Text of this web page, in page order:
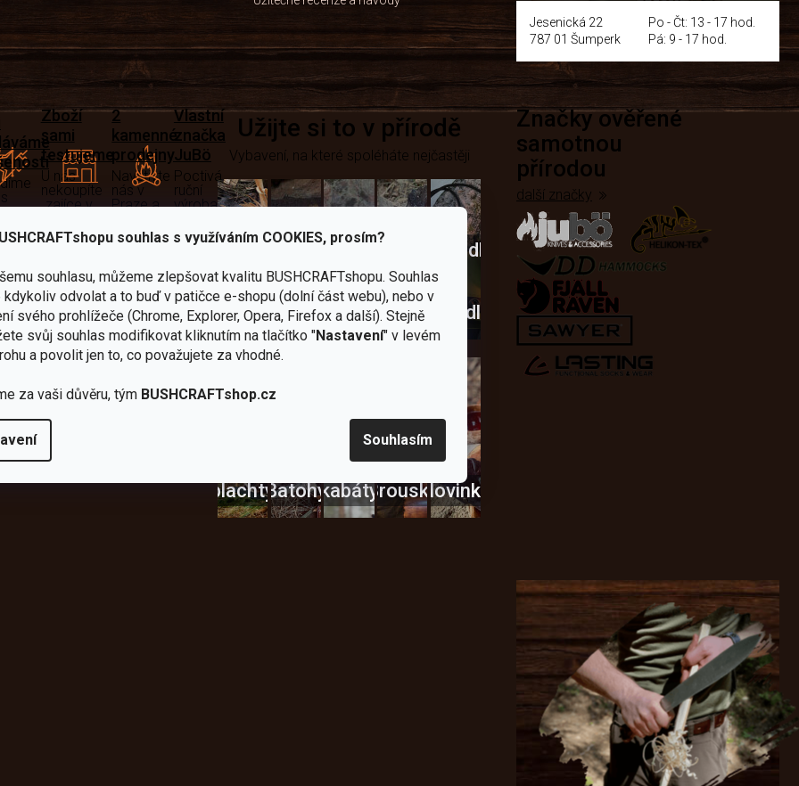
souhlas s využíváním COOKIES, prosím?
souhlasu, můžeme zlepšovat kvalitu BUSHCRAFTshopu. Souhlas
kdykoliv odvolat a to buď v patičce e-shopu (dolní část webu), nebo v
svého prohlížeče (Chrome, Explorer, Opera, Firefox a další). Stejně
svůj souhlas modifikovat kliknutím na tlačítko "Nastavení" v levém
a povolit jen to, co považujete za vhodné.
za vaši důvěru, tým BUSHCRAFTshop.cz
Souhlasím
Jesenická 22
787 01 Šumperk
Po - Čt: 13 - 17 hod.
Pá: 9 - 17 hod.
Zboží
sami
testujeme
U nás
nekoupíte
„zajíce v
2
kamenné
prodejny
Navštivte
nás v
Praze a
Vlastní
značka
JuBö
Poctivá
ruční
výroba
Užijte si to v přírodě
Vybavení, na které spoléháte nejčastěji
NožeSekery
Vařiče
a
kartušeNádobí
Křesadla
škrtadla
plachtyBatohy
Bundy
a
kabátyBrouskyNovinky
Značky ověřené
samotnou
přírodou
další značky